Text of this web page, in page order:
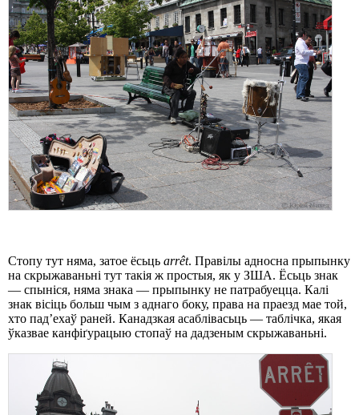
Стопу тут няма, затое ёсьць arrêt. Правілы адносна прыпынку
на скрыжаваньні тут такія ж простыя, як у ЗША. Ёсьць знак
— спыніся, няма знака — прыпынку не патрабуецца. Калі
знак вісіць больш чым з аднаго боку, права на праезд мае той,
хто пад’ехаў раней. Канадзкая асаблівасьць — таблічка, якая
ўказвае канфіґурацыю стопаў на дадзеным скрыжаваньні.